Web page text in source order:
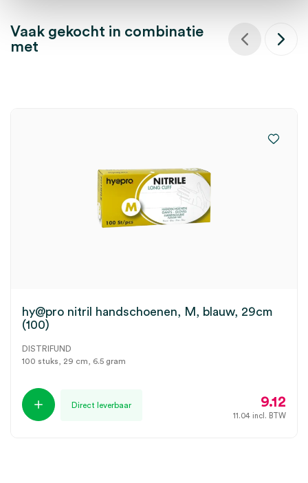
Vaak gekocht in combinatie
met
hy@pro nitril handschoenen, M, blauw, 29cm
(100)
DISTRIFUND
100 stuks, 29 cm, 6.5 gram
Direct leverbaar 9.12
11.04 incl. BTW